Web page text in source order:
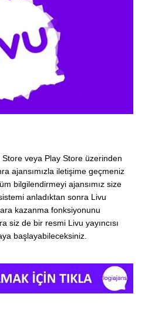
Store veya Play Store üzerinden
ajansımızla iletişime geçmeniz
bilgilendirmeyi ajansımız size
anladıktan sonra Livu
kazanma fonksiyonunu
siz de bir resmi Livu yayıncısı
başlayabileceksiniz.